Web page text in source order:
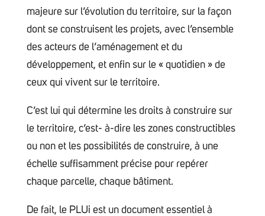
majeure sur l’évolution du territoire, sur la façon
dont se construisent les projets, avec l’ensemble
des acteurs de l’aménagement et du
développement, et enfin sur le « quotidien » de
ceux qui vivent sur le territoire.
C’est lui qui détermine les droits à construire sur
le territoire, c’est- à-dire les zones constructibles
ou non et les possibilités de construire, à une
échelle suffisamment précise pour repérer
chaque parcelle, chaque bâtiment.
De fait, le PLUi est un document essentiel à